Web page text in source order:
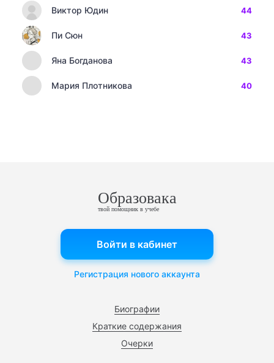
Виктор Юдин 44
Пи Сюн 43
Яна Богданова 43
Мария Плотникова 40
Образовака
твой помощник в учебе
Биографии
Краткие содержания
Очерки
Войти в кабинет
Регистрация нового аккаунта